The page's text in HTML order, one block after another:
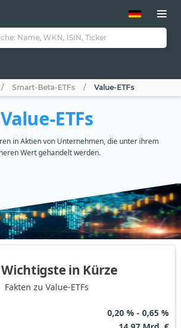
Smart-Beta-ETFs Value-ETFs
Value-ETFs
in Aktien von Unternehmen, die unter ihrem
Wert gehandelt werden.
Wichtigste in Kürze
Fakten zu Value-ETFs
0,20 % - 0,65 %